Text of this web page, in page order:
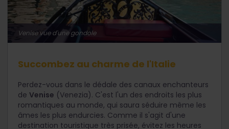
Venise vue d'une gondole
Succombez au charme de l'Italie
Perdez-vous dans le dédale des canaux enchanteurs
de Venise (Venezia). C'est l'un des endroits les plus
romantiques au monde, qui saura séduire même les
âmes les plus endurcies. Comme il s'agit d'une
destination touristique très prisée, évitez les heures